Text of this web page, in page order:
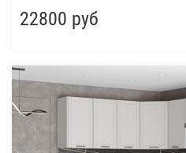
22800 руб